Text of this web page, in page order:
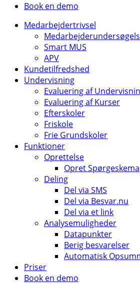
Book en demo
Medarbejdertrivsel
Smart MUS
APV
Kundetilfredshed
Undervisning
Evaluering af
Evaluering af Kurser
Efterskoler
Friskole
Frie Grundskoler
Funktioner
Oprettelse
Opret Spørgeskema
Deling
Del via SMS
Del via Besvar.nu
Del via et link
Analysemuligheder
Datapunkter
Berig besvarelser
Automatisk
Priser
Book en demo